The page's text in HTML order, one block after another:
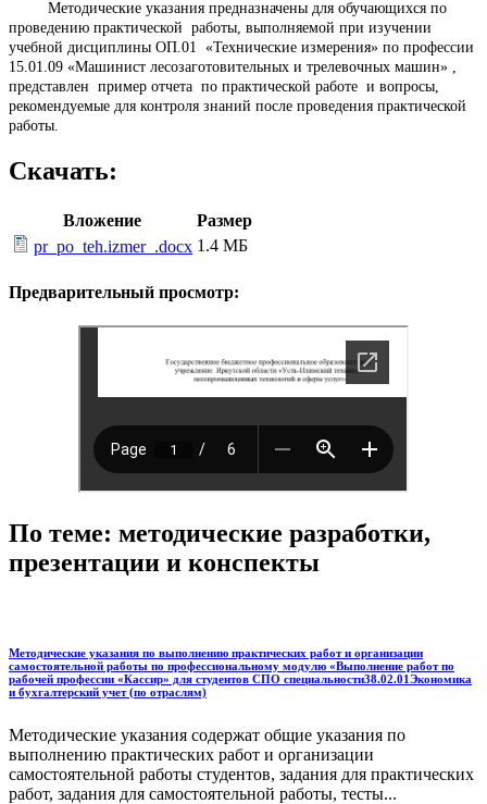
Методические указания предназначены для обучающихся по
проведению практической работы, выполняемой при изучении
учебной дисциплины ОП.01 «Технические измерения» по профессии
15.01.09 «Машинист лесозаготовительных и трелевочных машин» ,
представлен пример отчета по практической работе и вопросы,
рекомендуемые для контроля знаний после проведения практической
работы.
Скачать:
Вложение
Размер
pr_po_teh.izmer_.docx 1.4 МБ
Предварительный просмотр:
По теме: методические разработки,
презентации и конспекты
Методические указания по выполнению практических работ и организации
самостоятельной работы по профессиональному модулю «Выполнение работ по
рабочей профессии «Кассир» для студентов СПО специальности38.02.01Экономика
и бухгалтерский учет (по отраслям)
Методические указания содержат общие указания по
выполнению практических работ и организации
самостоятельной работы студентов, задания для практических
работ, задания для самостоятельной работы, тесты...